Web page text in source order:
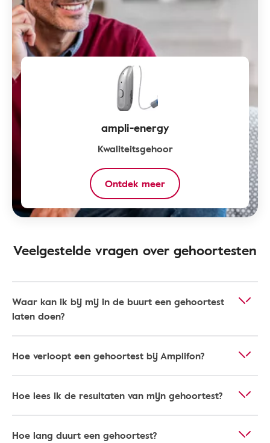
ampli-energy
Kwaliteitsgehoor
Ontdek meer
Veelgestelde vragen over gehoortesten
Waar kan ik bij mij in de buurt een gehoortest
laten doen?
Hoe verloopt een gehoortest bij Amplifon?
Hoe lees ik de resultaten van mijn gehoortest?
Hoe lang duurt een gehoortest?